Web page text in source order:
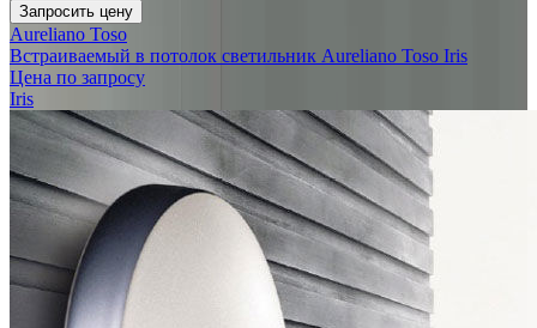
Запросить цену
Aureliano Toso
Встраиваемый в потолок светильник Aureliano Toso Iris
Цена по запросу
Iris